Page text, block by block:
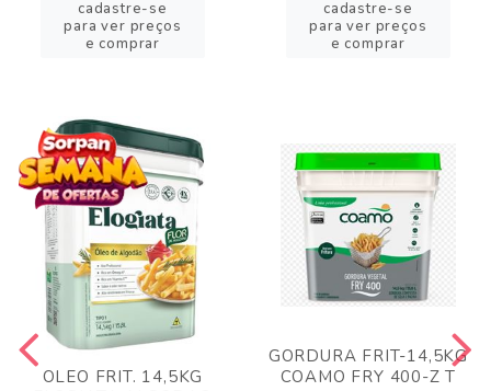
cadastre-se
para ver preços
e comprar
cadastre-se
para ver preços
e comprar
OLEO FRIT. 14,5KG
GORDURA FRIT-14,5KG
COAMO FRY 400-Z T